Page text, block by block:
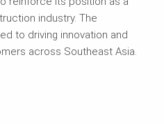
industry. The
to driving innovation and
across Southeast Asia.